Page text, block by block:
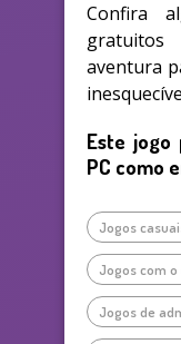
Confira
aventura
Este jogo
PC como
Jogos
Jogos com o
Jogos de